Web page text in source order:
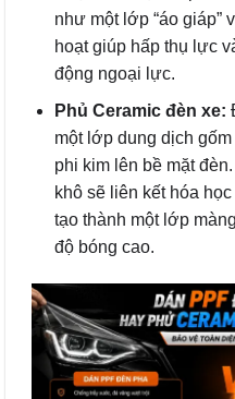
như một lớp “áo giáp”
hoạt giúp hấp thụ lực
động ngoại lực.
Phủ Ceramic đèn xe:
một lớp dung dịch
phi kim lên bề mặt
khô sẽ liên kết hóa
tạo thành một lớp
độ bóng cao.